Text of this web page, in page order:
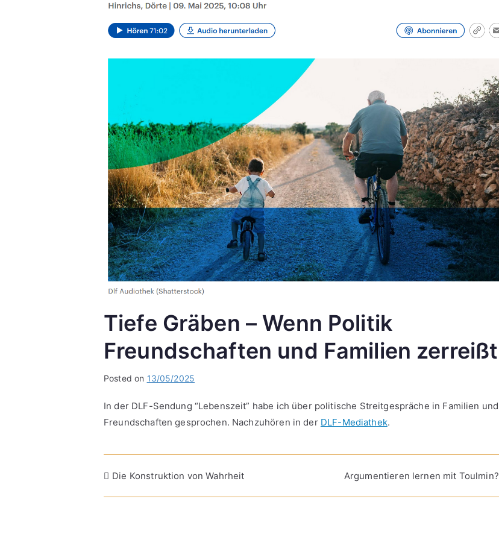
Tiefe Gräben – Wenn Politik
Freundschaften und Familien zerreißt
Posted on 13/05/2025
In der DLF-Sendung “Lebenszeit” habe ich über politische Streitgespräche in Familien und
Freundschaften gesprochen. Nachzuhören in der DLF-Mediathek.
Post
navigation
Die Konstruktion von Wahrheit Argumentieren lernen mit Toulmin?